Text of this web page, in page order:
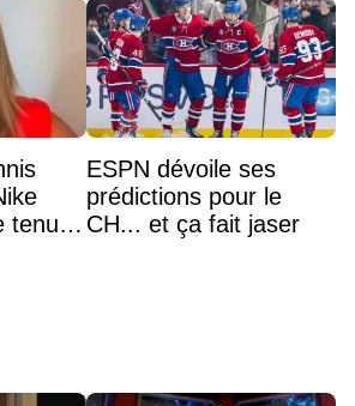
tenue
ESPN dévoile ses
prédictions pour le
CH... et ça fait jaser